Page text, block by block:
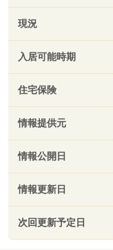
現況
入居可能時期
住宅保険
情報提供元
情報公開日
情報更新日
次回更新予定日